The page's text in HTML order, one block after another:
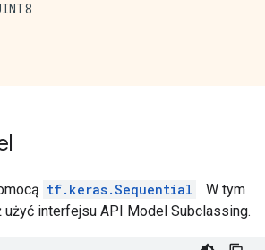
tf.keras.Sequential . W tym
użyć interfejsu API Model Subclassing.